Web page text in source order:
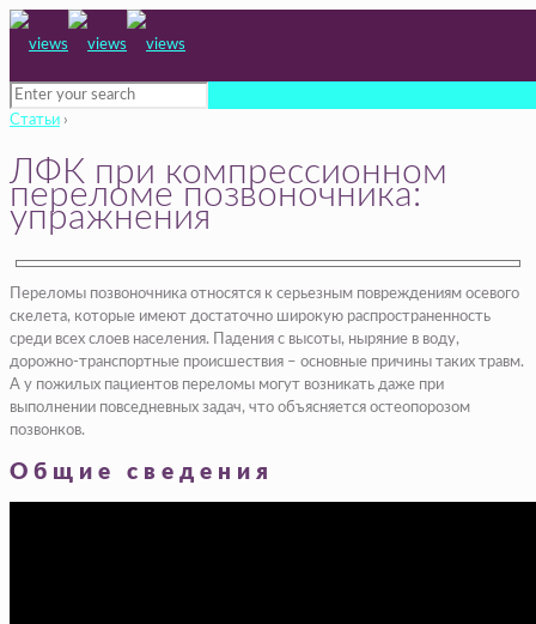
Статьи ›
ЛФК при компрессионном
переломе позвоночника:
упражнения
Переломы позвоночника относятся к серьезным повреждениям осевого
скелета, которые имеют достаточно широкую распространенность
среди всех слоев населения. Падения с высоты, ныряние в воду,
дорожно-транспортные происшествия – основные причины таких травм.
А у пожилых пациентов переломы могут возникать даже при
выполнении повседневных задач, что объясняется остеопорозом
позвонков.
Общие сведения